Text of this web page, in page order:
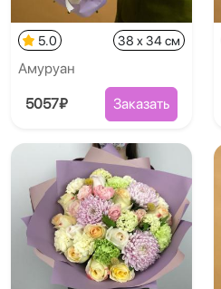
5.0 38 x 34 см
Амуруан
5057₽ Заказать